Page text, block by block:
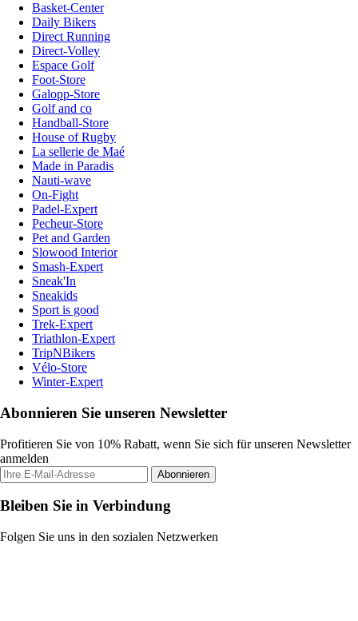
Basket-Center
Daily Bikers
Direct Running
Direct-Volley
Espace Golf
Foot-Store
Galopp-Store
Golf and co
Handball-Store
House of Rugby
La sellerie de Maé
Made in Paradis
Nauti-wave
On-Fight
Padel-Expert
Pecheur-Store
Pet and Garden
Slowood Interior
Smash-Expert
Sneak'In
Sneakids
Sport is good
Trek-Expert
Triathlon-Expert
TripNBikers
Vélo-Store
Winter-Expert
Abonnieren Sie unseren Newsletter
Profitieren Sie von 10% Rabatt, wenn Sie sich für unseren Newsletter
anmelden
Abonnieren
Bleiben Sie in Verbindung
Folgen Sie uns in den sozialen Netzwerken